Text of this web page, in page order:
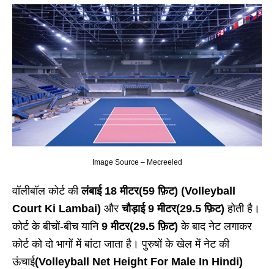
Image Source – Mecreeled
वॉलीबॉल कोर्ट कीलंबाई 18 मीटर(59 फ़िट) (Volleyball
Court Ki Lambai) औरचौड़ाई 9 मीटर(29.5 फ़िट)होती है।
कोर्ट के बीचों-बीच यानि 9 मीटर(29.5 फ़िट)के बाद नेट लगाकर
कोर्ट को दो भागों में बांटा जाता है। पुरुषों के खेल में नेट की
ऊंचाई(Volleyball Net Height For Male In Hindi)